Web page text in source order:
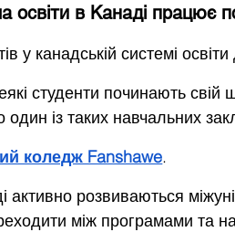
освіти в Канаді працює
у канадській системі
студенти починають свій
із таких навчальних
коледж Fanshawe.
активно розвиваються
між програмами та